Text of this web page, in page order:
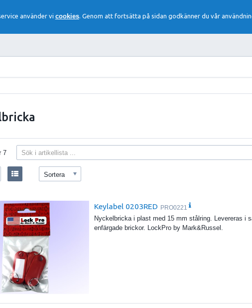
använder vi cookies. Genom att fortsätta på sidan godkänner du vår
7
Sortera
Keylabel 0203RED PRO0221
Nyckelbricka i plast med 15 mm stålring. Levereras i
enfärgade brickor. LockPro by Mark&Russel.